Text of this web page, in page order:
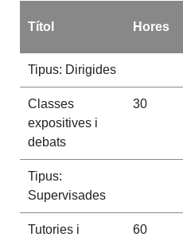
Títol Hores
Tipus: Dirigides
Classes
expositives i
debats
30
Tipus:
Supervisades
Tutories i
60